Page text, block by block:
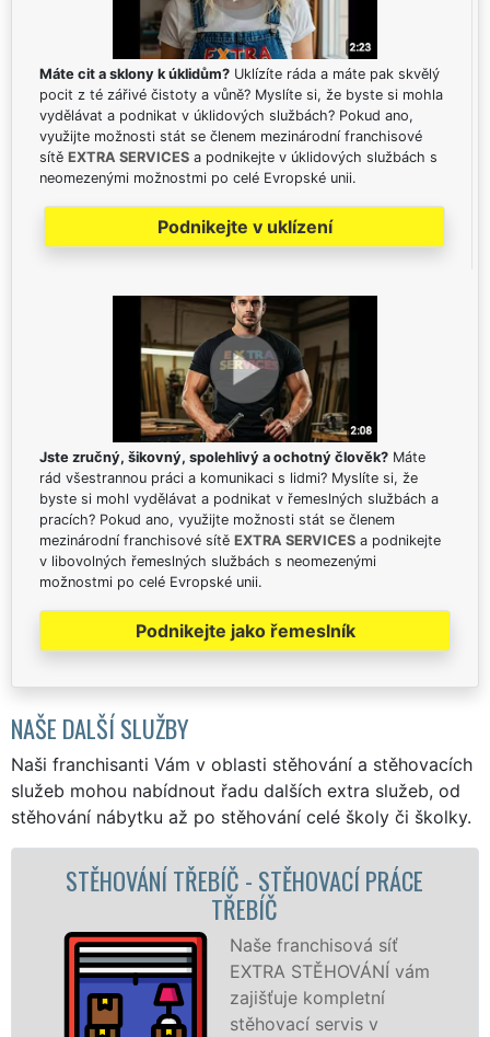
Máte cit a sklony k úklidům? Uklízíte ráda a máte pak skvělý
pocit z té zářivé čistoty a vůně? Myslíte si, že byste si mohla
vydělávat a podnikat v úklidových službách? Pokud ano,
využijte možnosti stát se členem mezinárodní franchisové
sítě EXTRA SERVICES a podnikejte v úklidových službách s
neomezenými možnostmi po celé Evropské unii.
Podnikejte v uklízení
Jste zručný, šikovný, spolehlivý a ochotný člověk? Máte
rád všestrannou práci a komunikaci s lidmi? Myslíte si, že
byste si mohl vydělávat a podnikat v řemeslných službách a
pracích? Pokud ano, využijte možnosti stát se členem
mezinárodní franchisové sítě EXTRA SERVICES a podnikejte
v libovolných řemeslných službách s neomezenými
možnostmi po celé Evropské unii.
Podnikejte jako řemeslník
NAŠE DALŠÍ SLUŽBY
Naši franchisanti Vám v oblasti stěhování a stěhovacích
služeb mohou nabídnout řadu dalších extra služeb, od
stěhování nábytku až po stěhování celé školy či školky.
STĚHOVACÍ SLUŽBA TŘEBÍČ -
FIRMA TŘEBÍČ
Poskytujeme
stěhovací
Třebíči na
úrovni se